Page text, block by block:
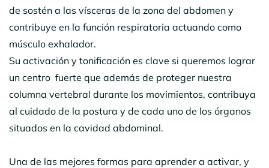
de sostén a las vísceras de la zona del abdomen y
contribuye en la función respiratoria actuando como
músculo exhalador.
Su activación y tonificación es clave si queremos lograr
un centro fuerte que además de proteger nuestra
columna vertebral durante los movimientos, contribuya
al cuidado de la postura y de cada uno de los órganos
situados en la cavidad abdominal.
Una de las mejores formas para aprender a activar, y